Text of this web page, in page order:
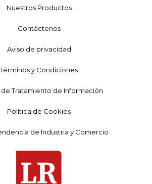
Nuestros Productos
Contáctenos
Aviso de privacidad
Términos y Condiciones
Tratamiento de Información
Política de Cookies
de Industria y Comercio